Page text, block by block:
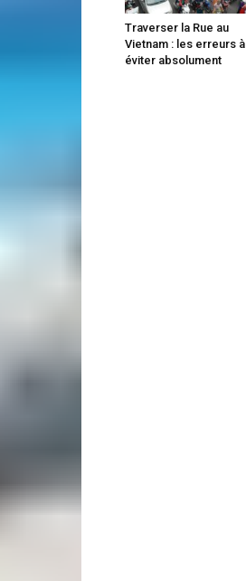
Traverser la Rue au
Vietnam : les erreurs à
éviter absolument